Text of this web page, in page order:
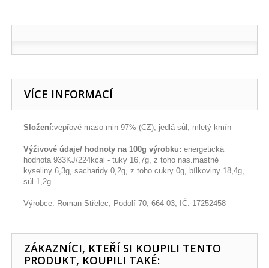
VÍCE INFORMACÍ
Složení:vepřové maso min 97% (CZ), jedlá sůl, mletý kmín
Výživové údaje/ hodnoty na 100g výrobku: energetická
hodnota 933KJ/224kcal - tuky 16,7g, z toho nas.mastné
kyseliny 6,3g, sacharidy 0,2g, z toho cukry 0g, bílkoviny 18,4g,
sůl 1,2g
Výrobce: Roman Střelec, Podolí 70, 664 03, IČ: 17252458
ZÁKAZNÍCI, KTEŘÍ SI KOUPILI TENTO
PRODUKT, KOUPILI TAKÉ: